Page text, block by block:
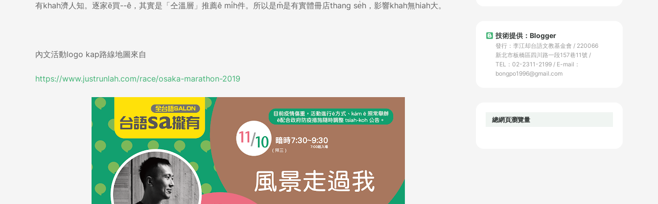
有khah濟人知。逐家ē買--ê，其實是「仝溫層」推薦ê mi̍h件。所以是m̄是有實體冊店thang se̍h，影響khah無hiah大。
內文活動logo kap路線地圖來自
https://www.justrunlah.com/race/osaka-marathon-2019
技術提供：Blogger
發行：李江却台語文教基金會 / 220066
新北市板橋區四川路一段157巷11號 /
TEL：02-2311-2199 / E-mail：
bongpo1996@gmail.com
總網頁瀏覽量